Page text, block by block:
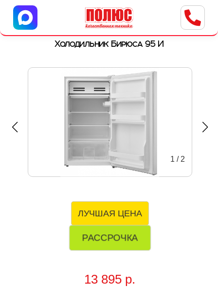
Центр бытовой техники
г. Ульяновск, ул. Пушкарева, 8a
Холодильник Бирюса 95 И
1 / 2
ЛУЧШАЯ ЦЕНА
РАССРОЧКА
13 895 р.